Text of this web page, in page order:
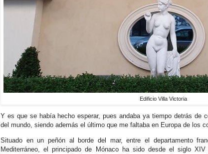
Edificio Villa Victoria
Y es que se había hecho esperar, pues andaba ya tiempo detrás de
del mundo, siendo además el último que me faltaba en Europa de los
Situado en un peñón al borde del mar, entre el departamento
Mediterráneo, el principado de Mónaco ha sido desde el siglo